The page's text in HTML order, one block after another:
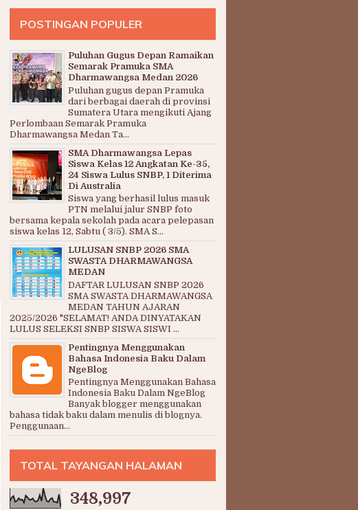
POSTINGAN POPULER
Puluhan Gugus Depan Ramaikan
Semarak Pramuka SMA
Dharmawangsa Medan 2026
Puluhan gugus depan Pramuka
dari berbagai daerah di provinsi
Sumatera Utara mengikuti Ajang
Perlombaan Semarak Pramuka
Dharmawangsa Medan Ta...
SMA Dharmawangsa Lepas
Siswa Kelas 12 Angkatan Ke-35,
24 Siswa Lulus SNBP, 1 Diterima
Di Australia
Siswa yang berhasil lulus masuk
PTN melalui jalur SNBP foto
bersama kepala sekolah pada acara pelepasan
siswa kelas 12, Sabtu ( 3/5). SMA S...
LULUSAN SNBP 2026 SMA
SWASTA DHARMAWANGSA
MEDAN
DAFTAR LULUSAN SNBP 2026
SMA SWASTA DHARMAWANGSA
MEDAN TAHUN AJARAN
2025/2026 "SELAMAT! ANDA DINYATAKAN
LULUS SELEKSI SNBP SISWA SISWI ...
Pentingnya Menggunakan
Bahasa Indonesia Baku Dalam
NgeBlog
Pentingnya Menggunakan Bahasa
Indonesia Baku Dalam NgeBlog
Banyak blogger menggunakan
bahasa tidak baku dalam menulis di blognya.
Penggunaan...
TOTAL TAYANGAN HALAMAN
348,997